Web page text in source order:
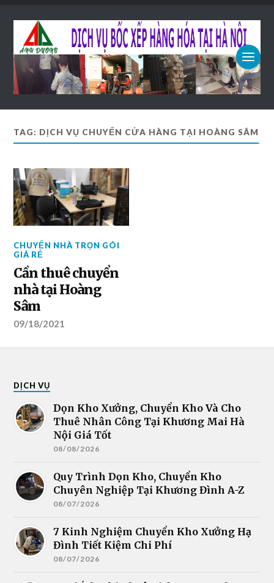
TAG: DỊCH VỤ CHUYỂN CỬA HÀNG TẠI HOÀNG SÂM
CHUYỂN NHÀ TRỌN GÓI
GIÁ RẺ
Cần thuê chuyển
nhà tại Hoàng
Sâm
09/18/2021
DỊCH VỤ
Dọn Kho Xưởng, Chuyển Kho Và Cho
Thuê Nhân Công Tại Khương Mai Hà
Nội Giá Tốt
08/08/2026
Quy Trình Dọn Kho, Chuyển Kho
Chuyên Nghiệp Tại Khương Đình A-Z
08/07/2026
7 Kinh Nghiệm Chuyển Kho Xưởng Hạ
Đình Tiết Kiệm Chi Phí
08/07/2026